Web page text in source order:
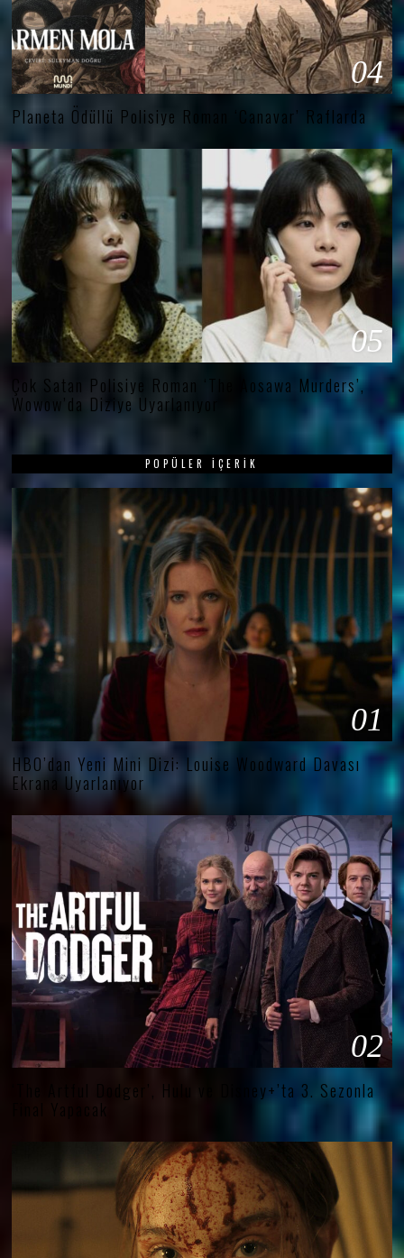
04
Planeta Ödüllü Polisiye Roman ‘Canavar’ Raflarda
05
Çok Satan Polisiye Roman ‘The Aosawa Murders’,
Wowow’da Diziye Uyarlanıyor
POPÜLER İÇERIK
01
HBO’dan Yeni Mini Dizi: Louise Woodward Davası
Ekrana Uyarlanıyor
02
‘The Artful Dodger’, Hulu ve Disney+’ta 3. Sezonla
Final Yapacak